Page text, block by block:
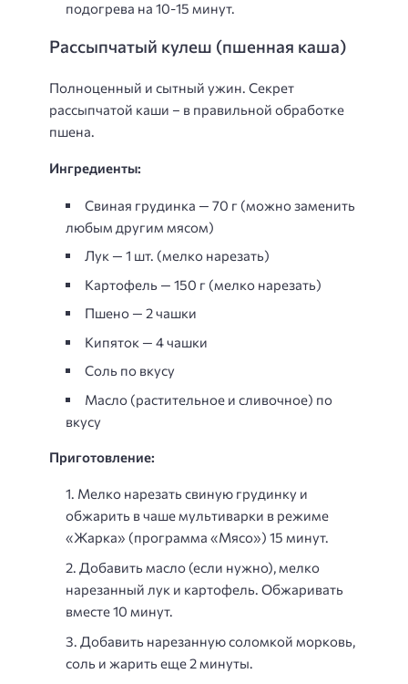
подогрева на 10-15 минут.
Рассыпчатый кулеш (пшенная каша)
Полноценный и сытный ужин. Секрет
рассыпчатой каши – в правильной обработке
пшена.
Ингредиенты:
Свиная грудинка — 70 г (можно заменить
любым другим мясом)
Лук — 1 шт. (мелко нарезать)
Картофель — 150 г (мелко нарезать)
Пшено — 2 чашки
Кипяток — 4 чашки
Соль по вкусу
Масло (растительное и сливочное) по
вкусу
Приготовление:
Мелко нарезать свиную грудинку и
обжарить в чаше мультиварки в режиме
«Жарка» (программа «Мясо») 15 минут.
Добавить масло (если нужно), мелко
нарезанный лук и картофель. Обжаривать
вместе 10 минут.
Добавить нарезанную соломкой морковь,
соль и жарить еще 2 минуты.